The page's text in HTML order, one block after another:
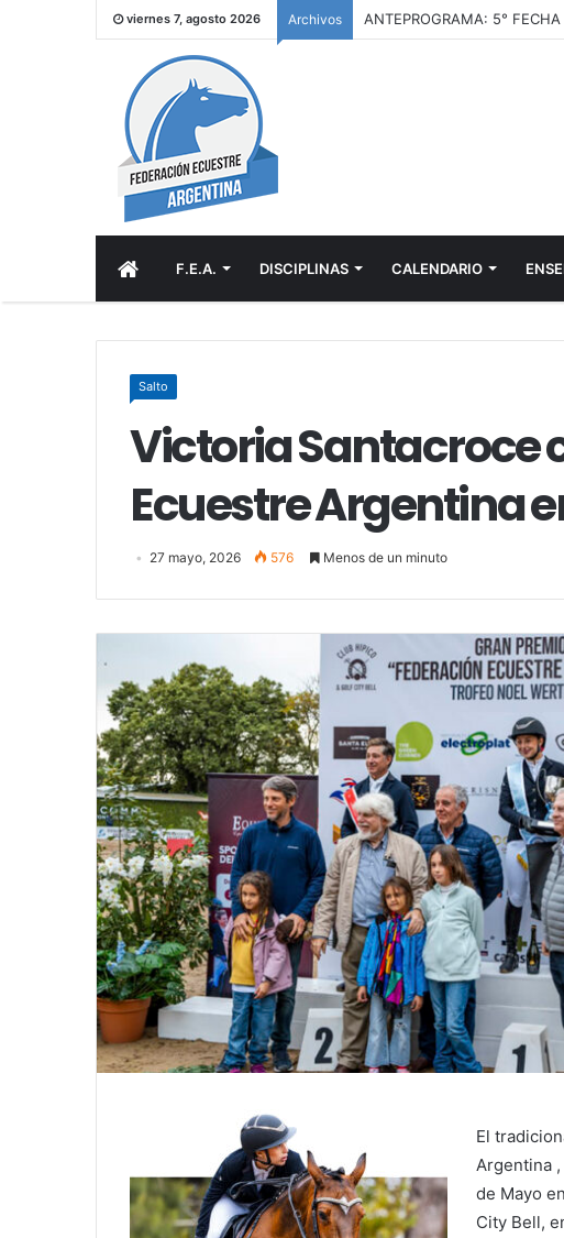
viernes 7, agosto 2026 Archivos
INICIOF.E.A. DISCIPLINAS CALENDARIO
Salto
Victoria Santacroce
Ecuestre Argentina
27 mayo, 2026 576 Menos de un minuto
El
Argentina
de Mayo
City Bell,